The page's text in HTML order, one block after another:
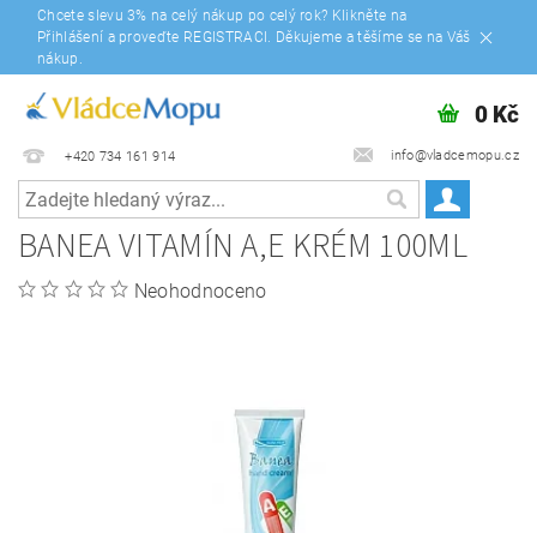
Chcete slevu 3% na celý nákup po celý rok? Klikněte na
Přihlášení a proveďte REGISTRACI. Děkujeme a těšíme se na Váš
nákup.
+420 734 161 914 info@vladcemopu.cz
0 Kč
BANEA VITAMÍN A,E KRÉM 100ML
Neohodnoceno